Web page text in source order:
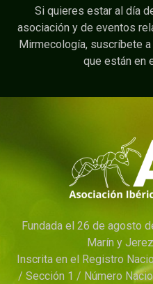
Si quieres estar al día
asociación y de eventos
Mirmecología, suscríbete
que están en
Fundada el 26 de agosto
Marín y
Inscrita en el Registro
/ Sección 1 / Número